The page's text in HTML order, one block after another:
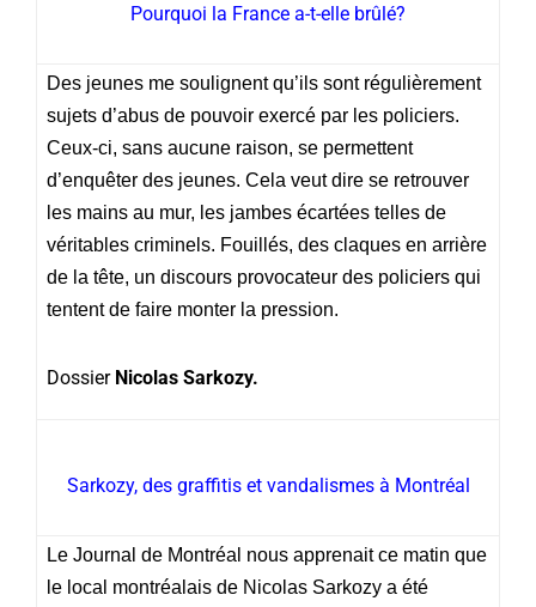
Pourquoi la France a-t-elle brûlé?
Des jeunes me soulignent qu’ils sont régulièrement
sujets d’abus de pouvoir exercé par les policiers.
Ceux-ci, sans aucune raison, se permettent
d’enquêter des jeunes. Cela veut dire se retrouver
les mains au mur, les jambes écartées telles de
véritables criminels. Fouillés, des claques en arrière
de la tête, un discours provocateur des policiers qui
tentent de faire monter la pression.
Dossier Nicolas Sarkozy.
Sarkozy, des graffitis et vandalismes à Montréal
Le Journal de Montréal nous apprenait ce matin que
le local montréalais de Nicolas Sarkozy a été